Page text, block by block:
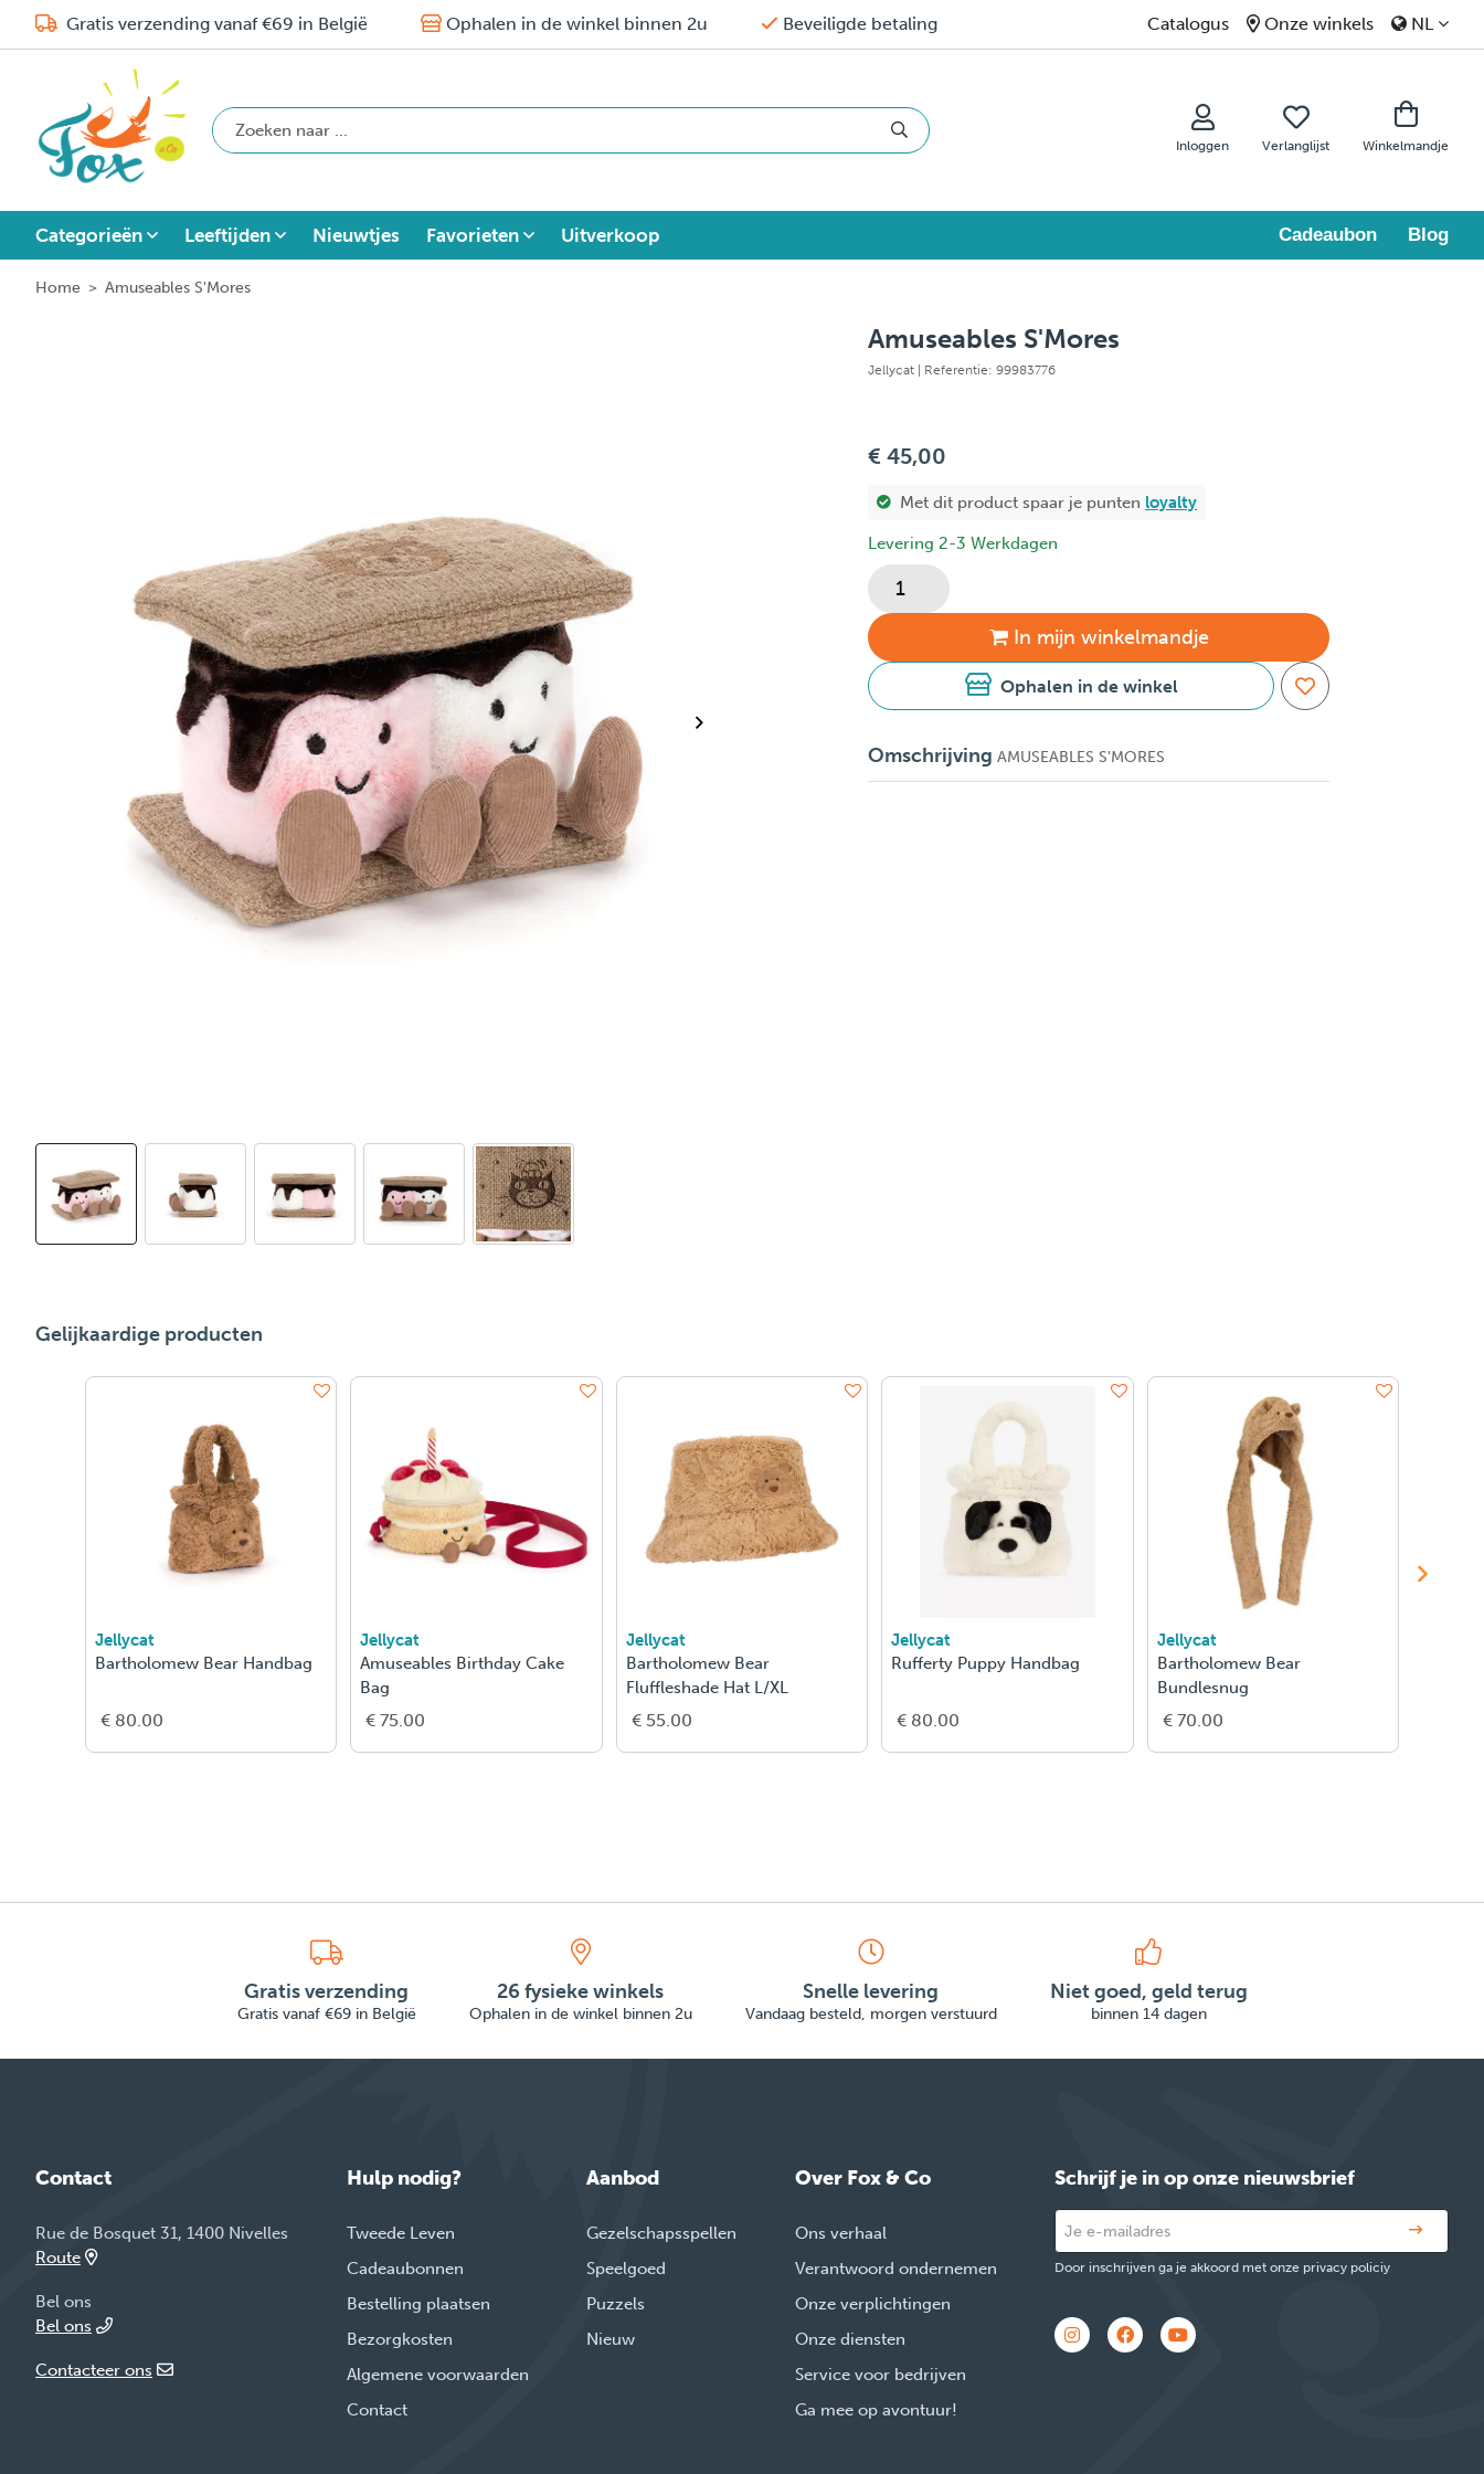
Gratis verzending vanaf €69 in België Ophalen in de winkel binnen 2u Beveiligde betaling Catalogus Onze winkels NL
Inloggen Verlanglijst Winkelmandje
Categorieën Leeftijden Nieuwtjes Favorieten Uitverkoop Cadeaubon Blog
Home > Amuseables S'Mores
Amuseables S'Mores
Jellycat | Referentie: 99983776
€ 45,00
Met dit product spaar je punten loyalty
Levering 2-3 Werkdagen
In mijn winkelmandje
Ophalen in de winkel
Omschrijving AMUSEABLES S'MORES
Gelijkaardige producten
Jellycat
Bartholomew Bear Handbag
€ 80.00
Jellycat
Amuseables Birthday Cake
Bag
€ 75.00
Jellycat
Bartholomew Bear
Fluffleshade Hat L/XL
€ 55.00
Jellycat
Rufferty Puppy Handbag
€ 80.00
Jellycat
Bartholomew Bear
Bundlesnug
€ 70.00
Gratis verzending
Gratis vanaf €69 in België
26 fysieke winkels
Ophalen in de winkel binnen 2u
Snelle levering
Vandaag besteld, morgen verstuurd
Niet goed, geld terug
binnen 14 dagen
Contact
Rue de Bosquet 31, 1400 Nivelles
Route
Bel ons
Bel ons
Contacteer ons
Hulp nodig?
Tweede Leven
Cadeaubonnen
Bestelling plaatsen
Bezorgkosten
Algemene voorwaarden
Contact
Aanbod
Gezelschapsspellen
Speelgoed
Puzzels
Nieuw
Over Fox & Co
Ons verhaal
Verantwoord ondernemen
Onze verplichtingen
Onze diensten
Service voor bedrijven
Ga mee op avontuur!
Schrijf je in op onze nieuwsbrief
Door inschrijven ga je akkoord met onze privacy policiy